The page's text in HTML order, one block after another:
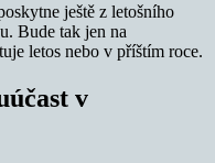
ještě z letošního
Bude tak jen na
letos nebo v příštím roce.
v